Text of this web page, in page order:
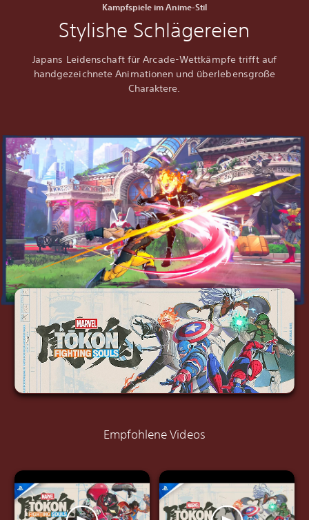
Kampfspiele im Anime-Stil
Stylishe Schlägereien
Japans Leidenschaft für Arcade-Wettkämpfe trifft auf
handgezeichnete Animationen und überlebensgroße
Charaktere.
Empfohlene Videos